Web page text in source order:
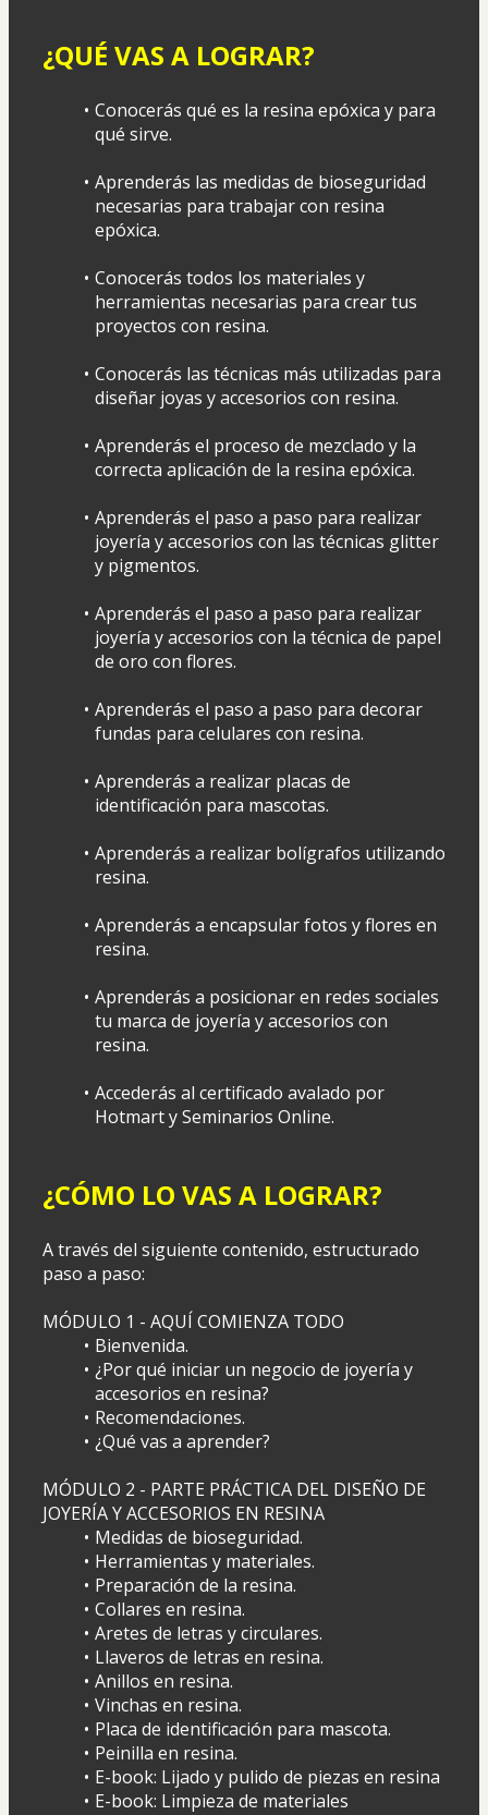
¿QUÉ VAS A LOGRAR?
Conocerás qué es la resina epóxica y para
qué sirve.
Aprenderás las medidas de bioseguridad
necesarias para trabajar con resina
epóxica.
Conocerás todos los materiales y
herramientas necesarias para crear tus
proyectos con resina.
Conocerás las técnicas más utilizadas para
diseñar joyas y accesorios con resina.
Aprenderás el proceso de mezclado y la
correcta aplicación de la resina epóxica.
Aprenderás el paso a paso para realizar
joyería y accesorios con las técnicas glitter
y pigmentos.
Aprenderás el paso a paso para realizar
joyería y accesorios con la técnica de papel
de oro con flores.
Aprenderás el paso a paso para decorar
fundas para celulares con resina.
Aprenderás a realizar placas de
identificación para mascotas.
Aprenderás a realizar bolígrafos utilizando
resina.
Aprenderás a encapsular fotos y flores en
resina.
Aprenderás a posicionar en redes sociales
tu marca de joyería y accesorios con
resina.
Accederás al certificado avalado por
Hotmart y Seminarios Online.
¿CÓMO LO VAS A LOGRAR?
A través del siguiente contenido, estructurado
paso a paso:
MÓDULO 1 - AQUÍ COMIENZA TODO
Bienvenida.
¿Por qué iniciar un negocio de joyería y
accesorios en resina?
Recomendaciones.
¿Qué vas a aprender?
MÓDULO 2 - PARTE PRÁCTICA DEL DISEÑO DE
JOYERÍA Y ACCESORIOS EN RESINA
Medidas de bioseguridad.
Herramientas y materiales.
Preparación de la resina.
Collares en resina.
Aretes de letras y circulares.
Llaveros de letras en resina.
Anillos en resina.
Vinchas en resina.
Placa de identificación para mascota.
Peinilla en resina.
E-book: Lijado y pulido de piezas en resina
E-book: Limpieza de materiales